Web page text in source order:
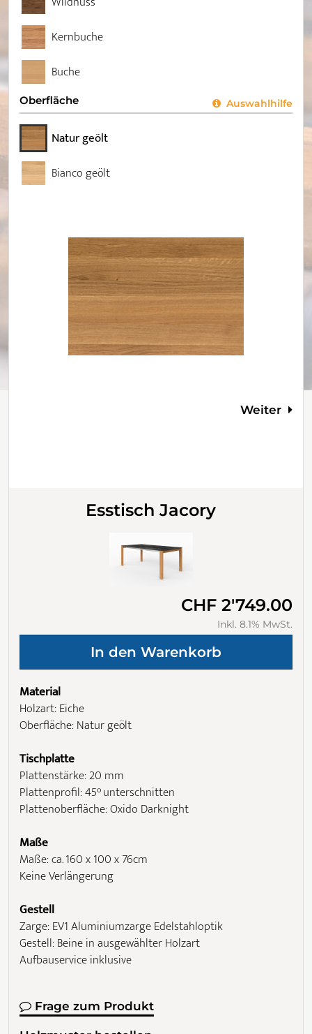
Kernbuche
Buche
Oberfläche Auswahlhilfe
Natur geölt
Bianco geölt
Weiter
Esstisch Jacory
CHF 2'749.00
Inkl. 8.1% MwSt.
Material
Holzart: Eiche
Oberfläche: Natur geölt
Tischplatte
Plattenstärke: 20 mm
Plattenprofil: 45° unterschnitten
Plattenoberfläche: Oxido Darknight
Maße
Maße: ca. 160 x 100 x 76cm
Keine Verlängerung
Gestell
Zarge: EV1 Aluminiumzarge Edelstahloptik
Gestell: Beine in ausgewählter Holzart
Aufbauservice inklusive
Frage zum Produkt